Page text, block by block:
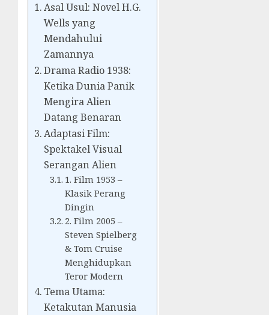
Asal Usul: Novel H.G.
Wells yang
Mendahului
Zamannya
Drama Radio 1938:
Ketika Dunia Panik
Mengira Alien
Datang Benaran
Adaptasi Film:
Spektakel Visual
Serangan Alien
1. Film 1953 –
Klasik Perang
Dingin
2. Film 2005 –
Steven Spielberg
& Tom Cruise
Menghidupkan
Teror Modern
Tema Utama:
Ketakutan Manusia